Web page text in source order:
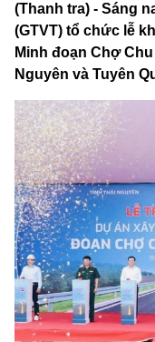
(Thanh tra) - Sáng
(GTVT) tổ chức lễ
Minh đoạn Chợ
Nguyên và Tuyên